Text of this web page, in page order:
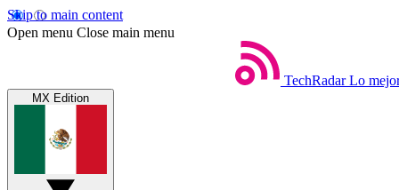
Skip to main content
Open menu Close main menu
TechRadar Lo
MX Edition